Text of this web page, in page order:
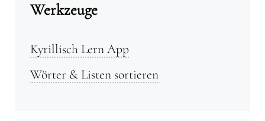
Werkzeuge
Kyrillisch Lern App
Wörter & Listen sortieren